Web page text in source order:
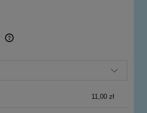
kosztów płatności
11,00 zł